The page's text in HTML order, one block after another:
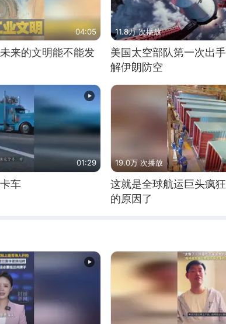
04:05
来的文明能不能发
11.8万 次播放
美国太空部队第一次出
解伊朗防空
01:29
车
19.0万 次播放
这就是全球航运巨头疯
的原因了